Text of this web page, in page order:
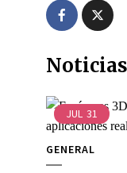
JUL 31
GENERAL